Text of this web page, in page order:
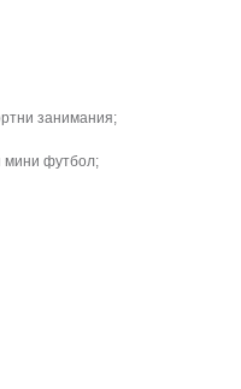
занимания;
мини футбол;